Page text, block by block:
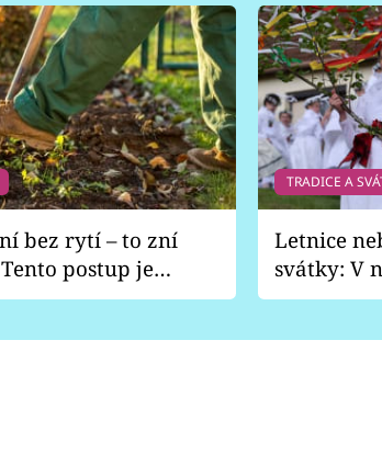
bez rytí – to zní
postup je
pro některé
TRADICE A
Letnice
svátky: V
pondělí